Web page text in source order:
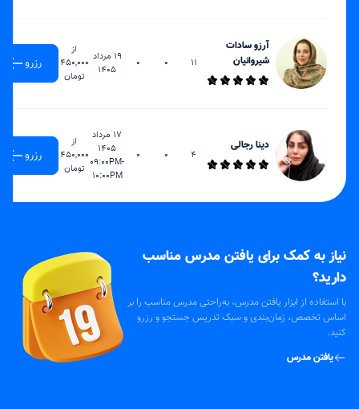
آرزو سادات
شیروانیان
11
0
0
19 مرداد
1405
از
450,000
تومان
رزرو
دینا رجالی
4
0
0
17 مرداد
1405
09:00PM-
10:00PM
از
450,000
تومان
رزرو
نیاز به کمک برای یافتن مدرس مناسب
دارید؟
با استفاده از ابزار یافتن مدرس، به‌راحتی مدرس مناسب را بر
اساس تخصص، زمان‌بندی و سبک تدریس جستجو و رزرو
کنید.
یافتن مدرس